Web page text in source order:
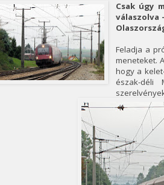
Csak úgy
válaszolva
Feladja a
meneteket.
hogy a
észak-déli